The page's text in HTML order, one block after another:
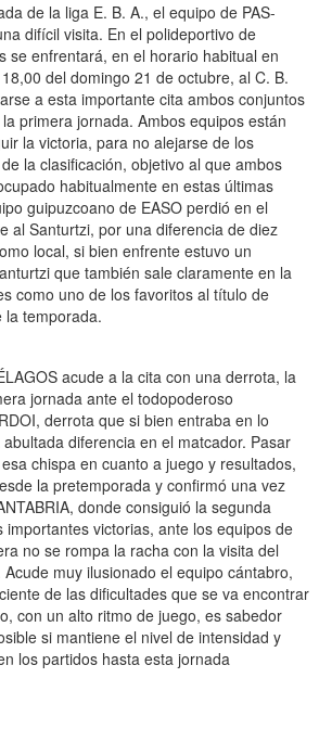
de la liga E. B. A., el equipo de PAS-
difícil visita. En el polideportivo de
se enfrentará, en el horario habitual en
del domingo 21 de octubre, al C. B.
a esta importante cita ambos conjuntos
primera jornada. Ambos equipos están
la victoria, para no alejarse de los
la clasificación, objetivo al que ambos
habitualmente en estas últimas
guipuzcoano de EASO perdió en el
al Santurtzi, por una diferencia de diez
local, si bien enfrente estuvo un
que también sale claramente en la
como uno de los favoritos al título de
la temporada.
acude a la cita con una derrota, la
jornada ante el todopoderoso
derrota que si bien entraba en lo
diferencia en el matcador. Pasar
chispa en cuanto a juego y resultados,
la pretemporada y confirmó una vez
donde consiguió la segunda
importantes victorias, ante los equipos de
no se rompa la racha con la visita del
muy ilusionado el equipo cántabro,
de las dificultades que se va encontrar
con un alto ritmo de juego, es sabedor
si mantiene el nivel de intensidad y
los partidos hasta esta jornada